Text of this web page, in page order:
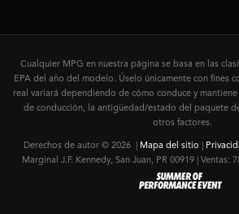
Cualquier MPG en nuestra página se basa en las
EPA del año del modelo. Úselo únicamente con fines
real variará dependiendo de cómo conduce y
de conducción, la antigüedad/estado del paquete
otros factores.
Derechos de autor © 2026 | Mapa del sitio |
Marginal J.F. Kennedy, San Juan, PR 00919 | Ventas: